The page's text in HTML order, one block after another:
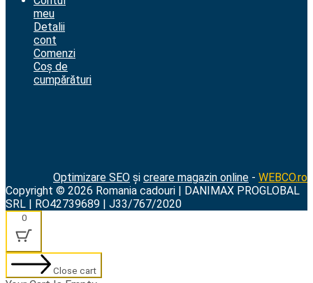
meu
Detalii
cont
Comenzi
Coș de
cumpărături
Optimizare SEO și creare magazin online - WEBCO.ro
Copyright © 2026 Romania cadouri | DANIMAX PROGLOBAL
SRL | RO42739689 | J33/767/2020
0
Close cart